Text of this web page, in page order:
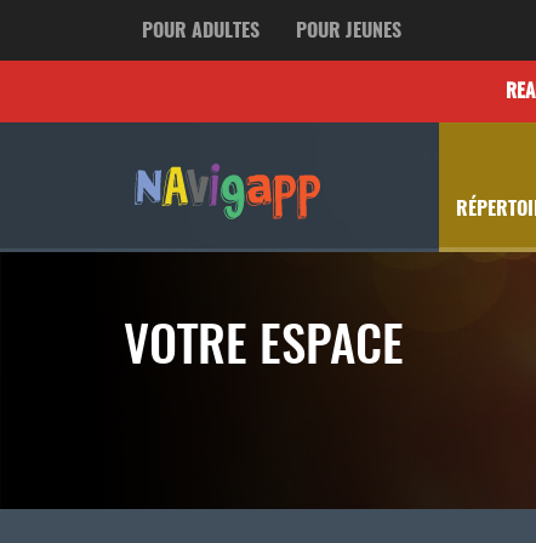
POUR ADULTES POUR JEUNES
VOTRE ESPACE